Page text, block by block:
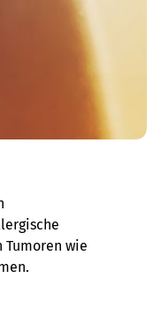
Tumoren wie